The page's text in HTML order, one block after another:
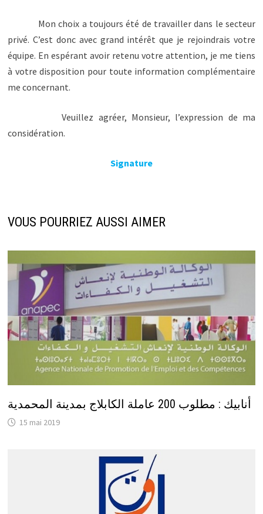
Mon choix a toujours été de travailler dans le secteur
privé. C’est donc avec grand intérêt que je rejoindrais votre
équipe. En espérant avoir retenu votre attention, je me tiens
à votre disposition pour toute information complémentaire
me concernant.
Veuillez agréer, Monsieur, l’expression de ma
considération.
Signature
VOUS POURRIEZ AUSSI AIMER
أنابيك : مطلوب 200 عاملة الكابلاج بمدينة المحمدية
15 mai 2019